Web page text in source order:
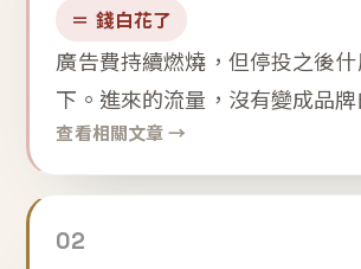
＝ 錢白花了
廣告費持續燃燒，但停投之後
下。進來的流量，沒有變成品牌
查看相關文章 →
02